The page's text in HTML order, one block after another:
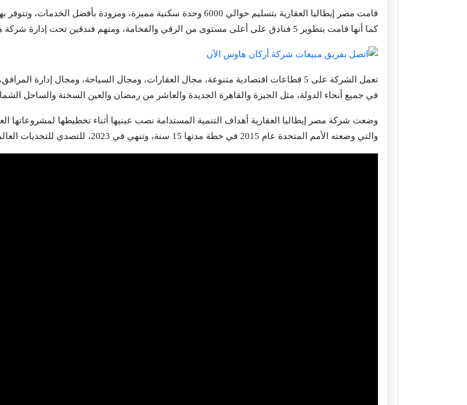
قامت مصر إيطاليا العقارية بتسليم حوالي 6000 وحدة سكنية مميزة، ومزودة
كما أنها قامت بتطوير 5 فنادق على أعلى مستوى من الرقي والفخامة، ومنهم فندقين تحت إدارة شركة هيلتون العالمية.
تعمل الشركة على 5 قطاعات اقتصادية متنوعة، مجال العقارات، ومجال السياحة، ومجال
في جميع أنحاء الدولة، مثل الجيزة والقاهرة الجديدة والعاشر من رمضان والعين السخنة والساحل
وضعت شركة مصر إيطاليا العقارية أهداف التنمية المستدامة نصب عينيها أثناء تخطيطها لمشروعاتها
والتي وضعته الأمم المتحدة عام 2015 في خطة مدتها 15 سنة، وتنهي في 2023، للتصدي للتحديات العالمية وحفظ الموارد للأجيال القادمة.